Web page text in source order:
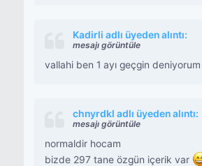
Kadirli adlı üyeden alıntı:
mesajı görüntüle
vallahi ben 1 ayı geçgin
chnyrdkl adlı üyeden alıntı:
mesajı görüntüle
normaldir hocam
bizde 297 tane özgün içerik var